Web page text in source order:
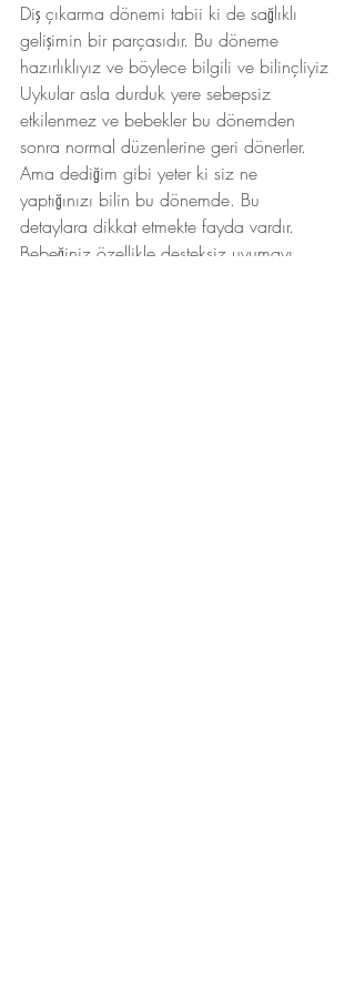
Diş çıkarma dönemi tabii ki de sağlıklı
gelişimin bir parçasıdır. Bu döneme
hazırlıklıyız ve böylece bilgili ve bilinçliyiz
Uykular asla durduk yere sebepsiz
etkilenmez ve bebekler bu dönemden
sonra normal düzenlerine geri dönerler.
Ama dediğim gibi yeter ki siz ne
yaptığınızı bilin bu dönemde. Bu
detaylara dikkat etmekte fayda vardır.
Bebeğiniz özellikle desteksiz uyumayı